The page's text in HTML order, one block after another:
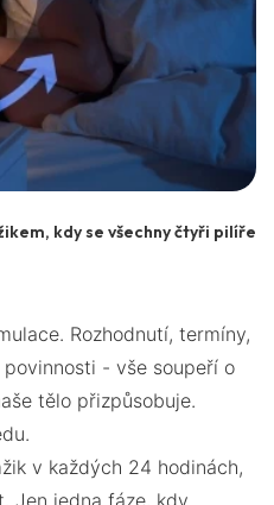
kdy se všechny čtyři pilíře
Rozhodnutí, termíny,
povinnosti - vše soupeří o
tělo přizpůsobuje.
v každých 24 hodinách,
Jen jedna fáze, kdy